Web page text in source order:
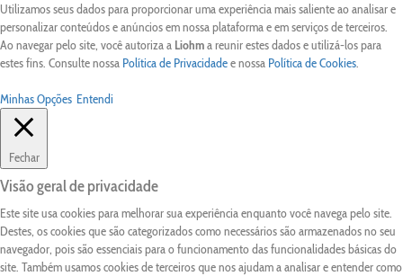
Utilizamos seus dados para proporcionar uma experiência mais saliente ao analisar e
personalizar conteúdos e anúncios em nossa plataforma e em serviços de terceiros.
Ao navegar pelo site, você autoriza a Liohma reunir estes dados e utilizá-los para
estes fins. Consulte nossa Política de Privacidadee nossa Política de Cookies.
Minhas Opções Entendi
Fechar
Visão geral de privacidade
Este site usa cookies para melhorar sua experiência enquanto você navega pelo site.
Destes, os cookies que são categorizados como necessários são armazenados no seu
navegador, pois são essenciais para o funcionamento das funcionalidades básicas do
site. Também usamos cookies de terceiros que nos ajudam a analisar e entender como